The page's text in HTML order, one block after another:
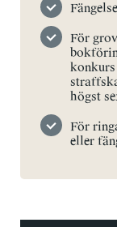
För
högst
För
eller